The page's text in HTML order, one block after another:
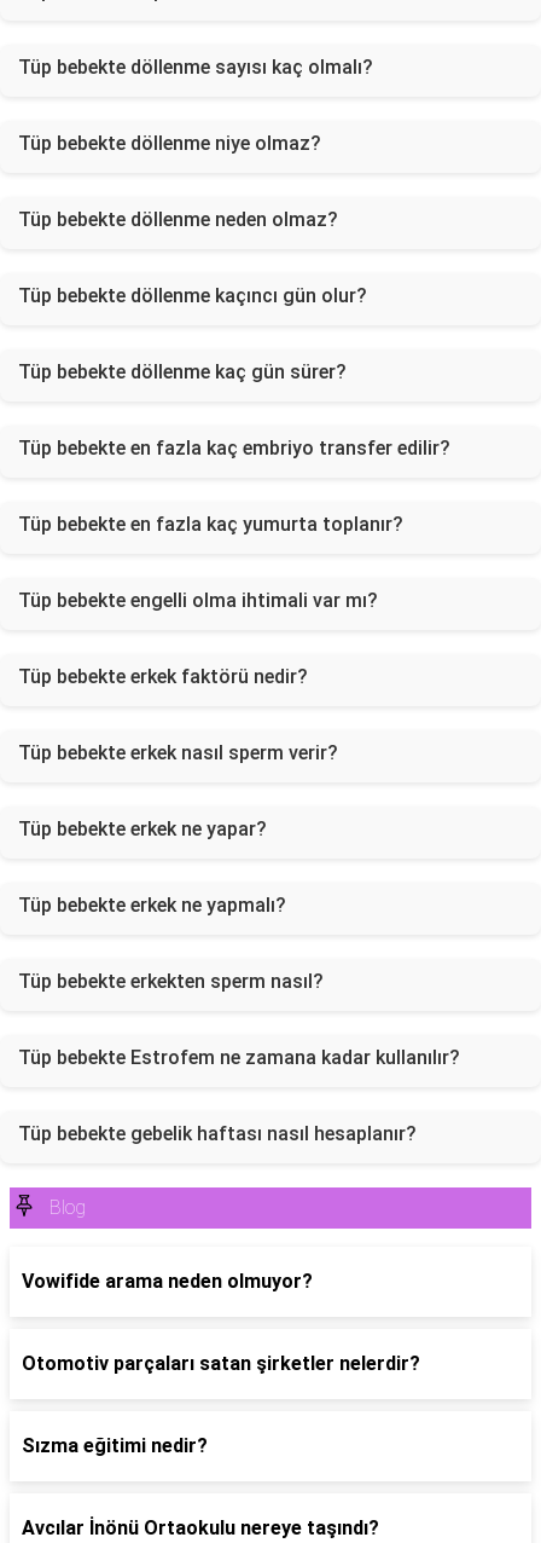
Tüp bebekte döllenme sayısı kaç olmalı?
Tüp bebekte döllenme niye olmaz?
Tüp bebekte döllenme neden olmaz?
Tüp bebekte döllenme kaçıncı gün olur?
Tüp bebekte döllenme kaç gün sürer?
Tüp bebekte en fazla kaç embriyo transfer edilir?
Tüp bebekte en fazla kaç yumurta toplanır?
Tüp bebekte engelli olma ihtimali var mı?
Tüp bebekte erkek faktörü nedir?
Tüp bebekte erkek nasıl sperm verir?
Tüp bebekte erkek ne yapar?
Tüp bebekte erkek ne yapmalı?
Tüp bebekte erkekten sperm nasıl?
Tüp bebekte Estrofem ne zamana kadar kullanılır?
Tüp bebekte gebelik haftası nasıl hesaplanır?
Blog
Vowifide arama neden olmuyor?
Otomotiv parçaları satan şirketler nelerdir?
Sızma eğitimi nedir?
Avcılar İnönü Ortaokulu nereye taşındı?